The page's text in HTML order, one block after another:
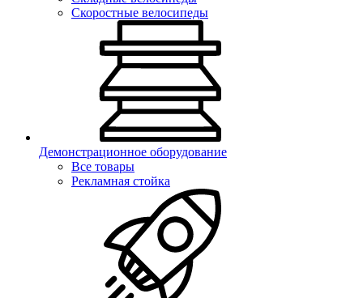
Скоростные велосипеды
Демонстрационное оборудование
Все товары
Рекламная стойка